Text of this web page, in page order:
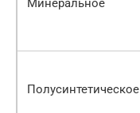
Минеральное
Полусинтетическое